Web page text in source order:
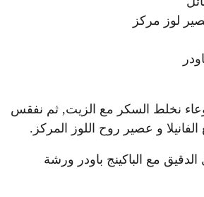
لوز مركز
نخلط السكر مع الزيت, ثم نفقس
و عصير روح اللوز المركز.
مع الباكينج باودر ورشة